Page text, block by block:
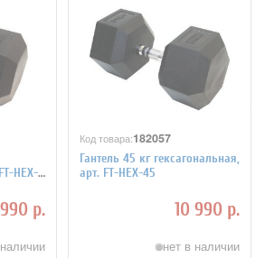
HEX-
р.
Код товара:182057
Гантель 45 кг гексагональная,
арт. FT-HEX-45
10 990 р.
нет в наличии